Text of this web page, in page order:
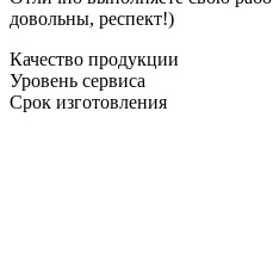
довольны, респект!)
Качество продукции
Уровень сервиса
Срок изготовления